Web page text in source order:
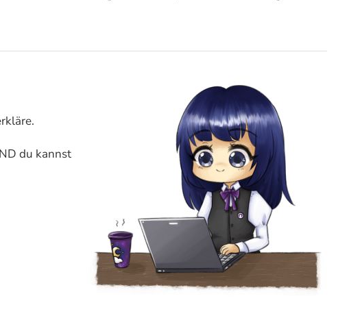
du kannst